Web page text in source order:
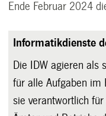
Ende Februar 2024
Informatikdienste
Die IDW agieren als
für alle Aufgaben im
sie verantwortlich